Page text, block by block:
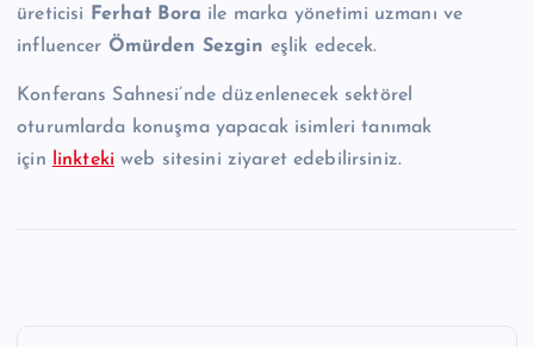
üreticisi
Ferhat Bora ile marka yönetimi uzmanı ve
influencer Ömürden Sezgin eşlik edecek.
Konferans Sahnesi’nde düzenlenecek sektörel
oturumlarda konuşma yapacak isimleri tanımak
için
linkteki web sitesini ziyaret edebilirsiniz.